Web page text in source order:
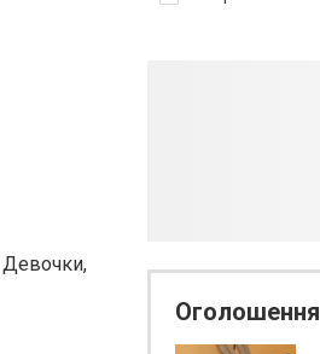
Девочки,
Оголошення